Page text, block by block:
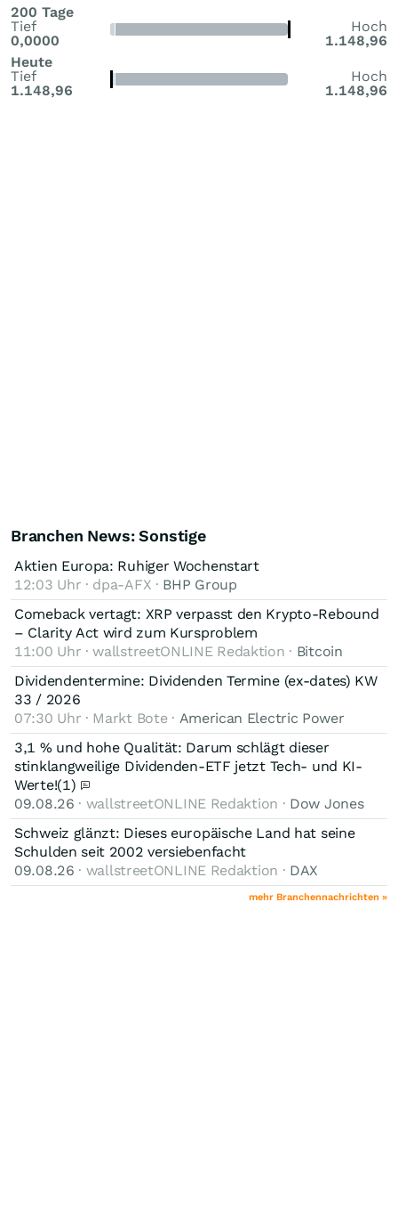
200 Tage
Tief
0,0000
Hoch
1.148,96
Heute
Tief
1.148,96
Hoch
1.148,96
Branchen News: Sonstige
Aktien Europa: Ruhiger Wochenstart
12:03 Uhr · dpa-AFX · BHP Group
Comeback vertagt: XRP verpasst den Krypto-Rebound
– Clarity Act wird zum Kursproblem
11:00 Uhr · wallstreetONLINE Redaktion · Bitcoin
Dividendentermine: Dividenden Termine (ex-dates) KW
33 / 2026
07:30 Uhr · Markt Bote · American Electric Power
3,1 % und hohe Qualität: Darum schlägt dieser
stinklangweilige Dividenden-ETF jetzt Tech- und KI-
Werte!(1)
09.08.26 · wallstreetONLINE Redaktion · Dow Jones
Schweiz glänzt: Dieses europäische Land hat seine
Schulden seit 2002 versiebenfacht
09.08.26 · wallstreetONLINE Redaktion · DAX
mehr Branchennachrichten »